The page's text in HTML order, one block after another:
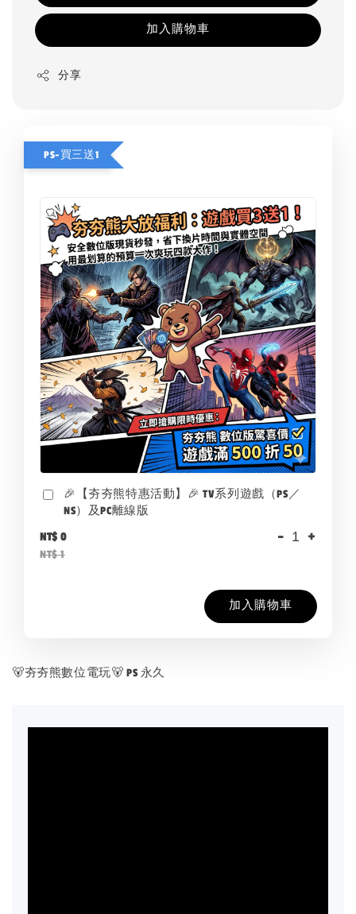
加入購物車
分享
PS-買三送1
🎉【夯夯熊特惠活動】🎉 TV系列遊戲（PS／
NS）及PC離線版
NT$ 0
NT$ 1
- +
加入購物車
🐻夯夯熊數位電玩🐻 PS 永久